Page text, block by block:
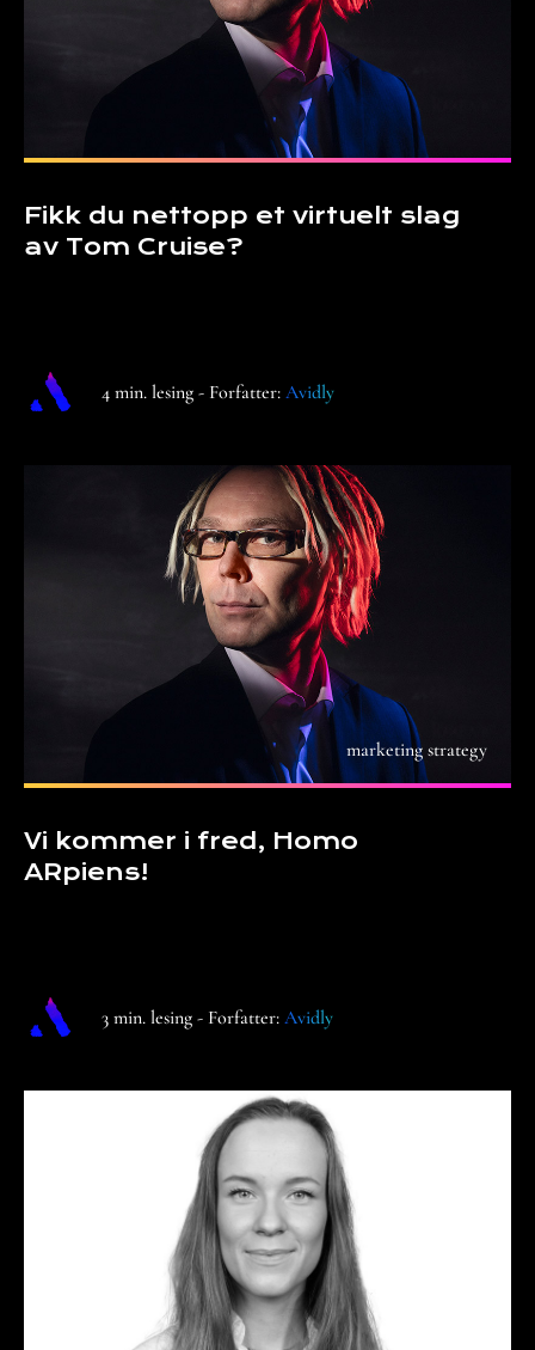
Fikk du nettopp et virtuelt slag
av Tom Cruise?
4 min. lesing - Forfatter: Avidly
marketing strategy
Vi kommer i fred, Homo
ARpiens!
3 min. lesing - Forfatter: Avidly